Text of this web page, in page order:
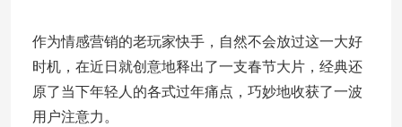
作为情感营销的老玩家快手，自然不会放过这一大好
时机，在近日就创意地释出了一支春节大片，经典还
原了当下年轻人的各式过年痛点，巧妙地收获了一波
用户注意力。